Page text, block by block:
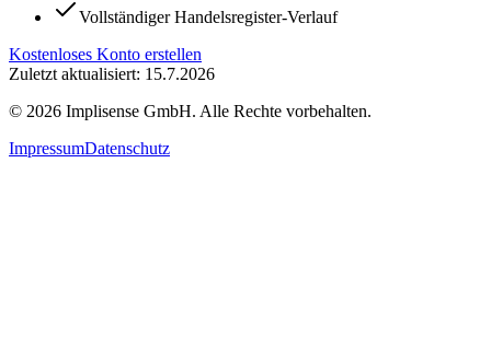
Vollständiger Handelsregister-Verlauf
Kostenloses Konto erstellen
Zuletzt aktualisiert: 15.7.2026
© 2026 Implisense GmbH. Alle Rechte vorbehalten.
ImpressumDatenschutz